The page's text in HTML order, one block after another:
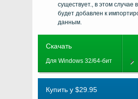
существует., в этом
будет добавлен к
данным.
Скачать
Для Windows 32/64-бит
Купить у $29.95